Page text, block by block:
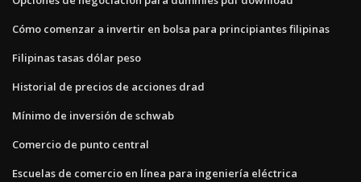
Cómo comenzar a invertir en bolsa para principiantes filipinas
Filipinas tasas dólar peso
Historial de precios de acciones drad
Mínimo de inversión de schwab
Comercio de punto central
Escuelas de comercio en línea para ingeniería eléctrica